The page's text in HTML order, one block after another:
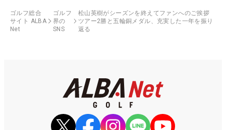
ゴルフ総合
サイト ALBA
Net
ゴルフ
界の
SNS
松山英樹がシーズンを終えてファンへのご挨拶
ツアー2勝と五輪銅メダル、充実した一年を振り
返る